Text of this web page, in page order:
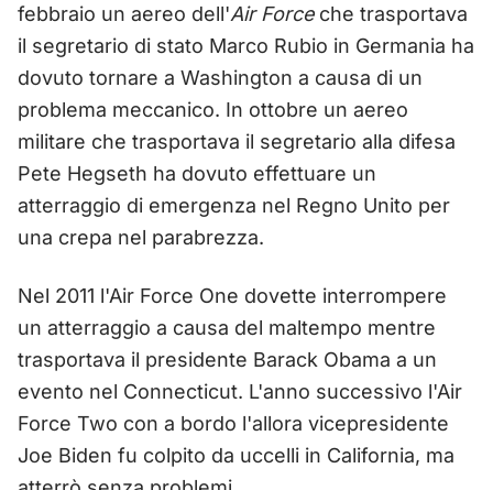
febbraio un aereo dell'Air Forceche trasportava
il segretario di stato Marco Rubio in Germania ha
dovuto tornare a Washington a causa di un
problema meccanico. In ottobre un aereo
militare che trasportava il segretario alla difesa
Pete Hegseth ha dovuto effettuare un
atterraggio di emergenza nel Regno Unito per
una crepa nel parabrezza.
Nel 2011 l'Air Force One dovette interrompere
un atterraggio a causa del maltempo mentre
trasportava il presidente Barack Obama a un
evento nel Connecticut. L'anno successivo l'Air
Force Two con a bordo l'allora vicepresidente
Joe Biden fu colpito da uccelli in California, ma